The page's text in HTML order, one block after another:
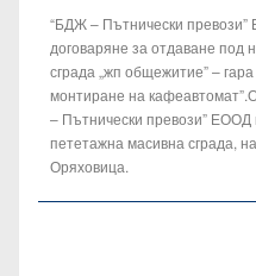
“БДЖ – Пътнически
договаряне за отдаване под
сграда „жп общежитие” –
монтиране на
– Пътнически превози”
пететажна масивна сграда,
Оряховица.